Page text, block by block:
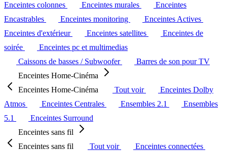
Enceintes colonnes
Enceintes murales
Enceintes
Encastrables
Enceintes monitoring
Enceintes Actives
Enceintes d'extérieur
Enceintes satellites
Enceintes de
soirée
Enceintes pc et multimedias
Caissons de basses / Subwoofer
Barres de son pour TV
Enceintes Home-Cinéma
Enceintes Home-Cinéma
Tout voir
Enceintes Dolby
Atmos
Enceintes Centrales Ensembles 2.1
Ensembles
5.1
Enceintes Surround
Enceintes sans fil
Enceintes sans fil
Tout voir
Enceintes connectées